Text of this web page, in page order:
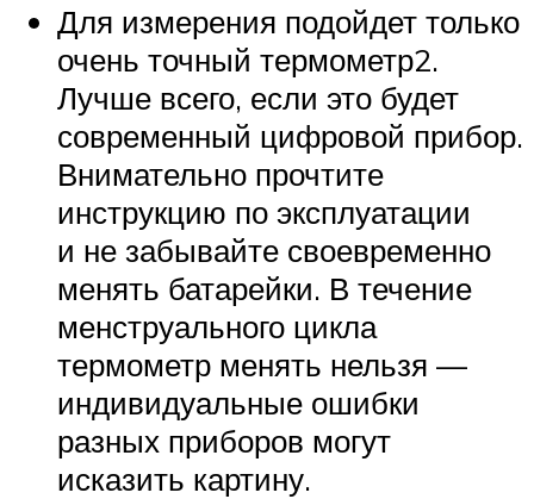
Для измерения подойдет только
очень точный термометр2.
Лучше всего, если это будет
современный цифровой прибор.
Внимательно прочтите
инструкцию по эксплуатации
и не забывайте своевременно
менять батарейки. В течение
менструального цикла
термометр менять нельзя —
индивидуальные ошибки
разных приборов могут
исказить картину.